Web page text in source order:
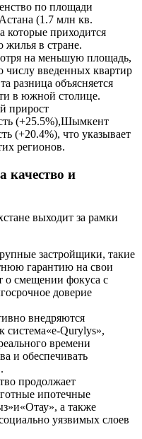
по площади
(1.7 млн кв.
приходится
жилья в стране.
на меньшую площадь,
введенных квартир
разница объясняется
в южной столице.
прирост
(+25.5%),Шымкент
(+20.4%), что указывает
регионов.
качество и
выходит за рамки
застройщики, такие
гарантию на свои
о смещении фокуса с
доверие
внедряются
система«e-Qurylys»,
времени
и обеспечивать
продолжает
ипотечные
а также
уязвимых слоев